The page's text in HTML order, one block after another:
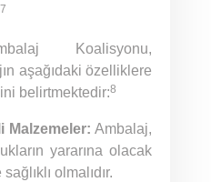
7
Koalisyonu,
aşağıdaki özelliklere
belirtmektedir:8
Malzemeler: Ambalaj,
yararına olacak
olmalıdır.